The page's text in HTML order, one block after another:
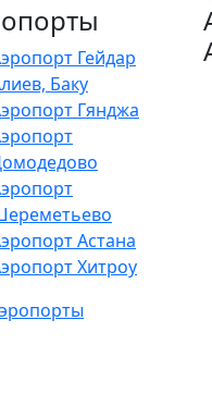
Гейдар
Баку
Гянджа
Астана
Хитроу